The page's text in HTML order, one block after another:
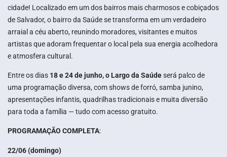
cidade! Localizado em um dos bairros mais charmosos e cobiçados
de Salvador, o bairro da Saúde se transforma em um verdadeiro
arraial a céu aberto, reunindo moradores, visitantes e muitos
artistas que adoram frequentar o local pela sua energia acolhedora
e atmosfera cultural.
Entre os dias 18 e 24 de junho, o Largo da Saúdeserá palco de
uma programação diversa, com shows de forró, samba junino,
apresentações infantis, quadrilhas tradicionais e muita diversão
para toda a família — tudo com acesso gratuito.
PROGRAMAÇÃO COMPLETA:
22/06 (domingo)